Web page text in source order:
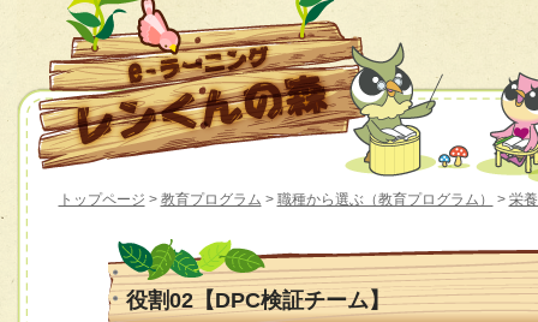
トップページ > 教育プログラム > 職種から選ぶ（教育プログラム） > 栄
役割02【DPC検証チーム】